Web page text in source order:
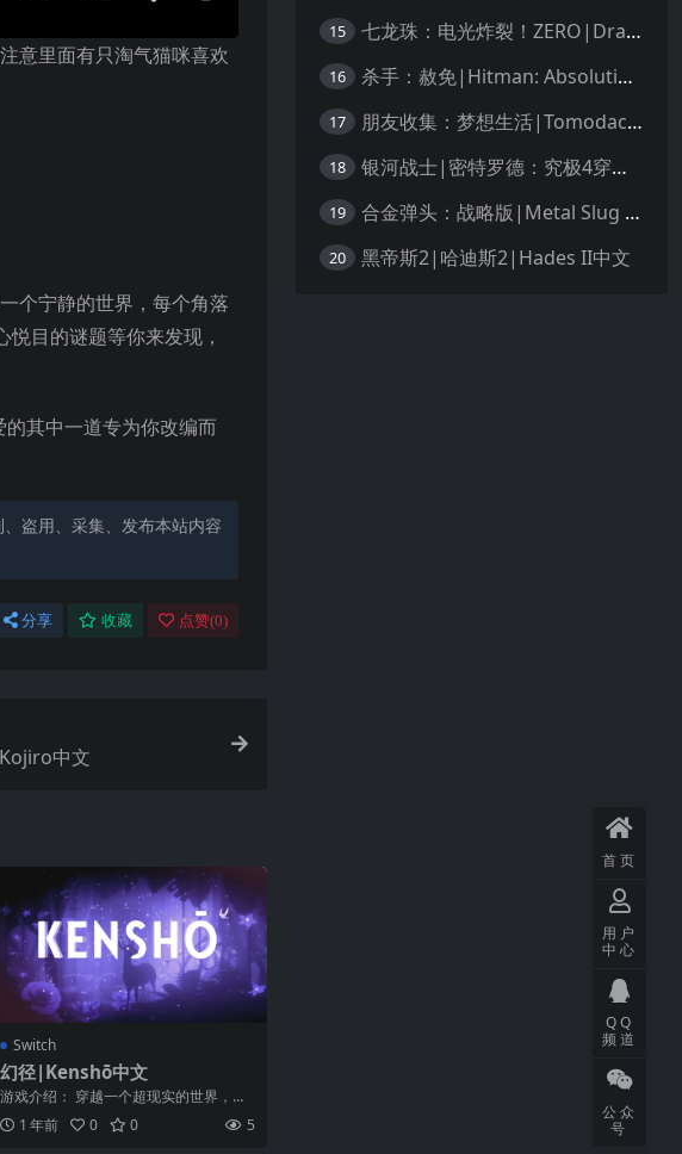
意里面有只淘气猫咪喜欢
个宁静的世界，每个角落
目的谜题等你来发现，
其中一道专为你改编而
盗用、采集、发布本站内容
分享 收藏 点赞(0)
中文
Switch
幻径|Kenshō中文
游戏介绍： 穿越一个超现实的世界，开
始一段神奇的旅程，在那里，自然、时
间和空间扭...
1 年前 0 0 5
15 七龙珠：电光炸裂！ZERO|Dragon Ball: Sparking! Zero中文
16 杀手：赦免|Hitman: Absolution汉化
17 朋友收集：梦想生活|Tomodachi Life: Living the Dream中文
18 银河战士|密特罗德：究极4穿越未知|Metroid Prime 4: Beyond中文
19 合金弹头：战略版|Metal Slug Tactics中文
20 黑帝斯2|哈迪斯2|Hades II中文
首页
用户
中心
QQ
频道
公众
号